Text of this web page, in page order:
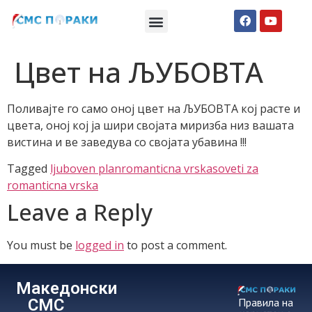
Цвет на ЉУБОВТА
Поливајте го само оној цвет на ЉУБОВТА кој расте и
цвета, оној кој ја шири својата миризба низ вашата
вистина и ве заведува со својата убавина !!!
Tagged ljuboven planromanticna vrskasoveti za
romanticna vrska
Leave a Reply
You must be logged in to post a comment.
Македонски
СМС
Правила на